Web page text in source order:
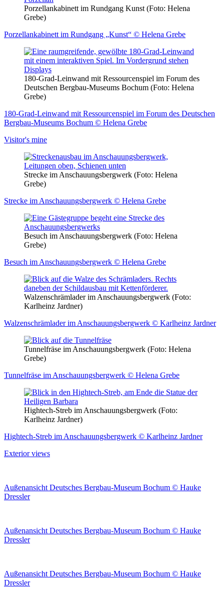
Porzellankabinett im Rundgang Kunst (Foto: Helena
Grebe)
Porzellankabinett im Rundgang „Kunst“ © Helena Grebe
180-Grad-Leinwand mit Ressourcenspiel im Forum des
Deutschen Bergbau-Museums Bochum (Foto: Helena
Grebe)
180-Grad-Leinwand mit Ressourcenspiel im Forum des Deutschen
Bergbau-Museums Bochum © Helena Grebe
Visitor's mine
Strecke im Anschauungsbergwerk (Foto: Helena
Grebe)
Strecke im Anschauungsbergwerk © Helena Grebe
Besuch im Anschauungsbergwerk (Foto: Helena
Grebe)
Besuch im Anschauungsbergwerk © Helena Grebe
Walzenschrämlader im Anschauungsbergwerk (Foto:
Karlheinz Jardner)
Walzenschrämlader im Anschauungsbergwerk © Karlheinz Jardner
Tunnelfräse im Anschauungsbergwerk (Foto: Helena
Grebe)
Tunnelfräse im Anschauungsbergwerk © Helena Grebe
Hightech-Streb im Anschauungsbergwerk (Foto:
Karlheinz Jardner)
Hightech-Streb im Anschauungsbergwerk © Karlheinz Jardner
Exterior views
Außenansicht Deutsches Bergbau-Museum Bochum © Hauke
Dressler
Außenansicht Deutsches Bergbau-Museum Bochum © Hauke
Dressler
Außenansicht Deutsches Bergbau-Museum Bochum © Hauke
Dressler